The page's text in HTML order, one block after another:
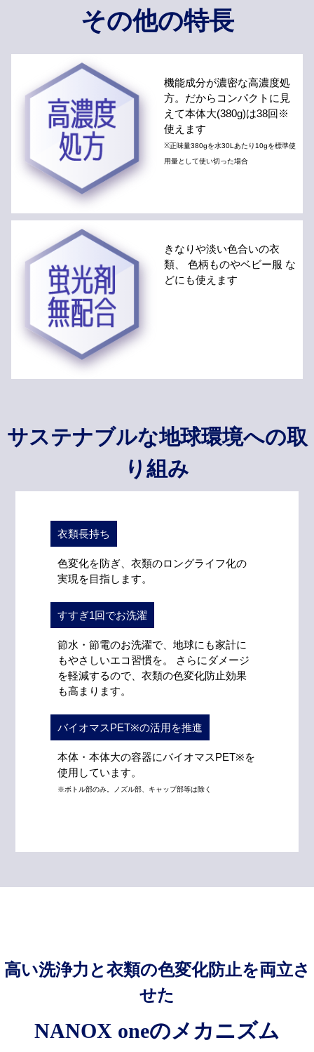
その他の特長
機能成分が濃密な高濃度処
方。だからコンパクトに見
えて本体大(380g)は38回※
使えます
※正味量380gを水30Lあたり10gを標準使
用量として使い切った場合
きなりや淡い色合いの衣
類、 色柄ものやベビー服 な
どにも使えます
サステナブルな地球環境への取
り組み
衣類長持ち
色変化を防ぎ、衣類のロングライフ化の
実現を目指します。
すすぎ1回でお洗濯
節水・節電のお洗濯で、地球にも家計に
もやさしいエコ習慣を。 さらにダメージ
を軽減するので、衣類の色変化防止効果
も高まります。
バイオマスPET※の活用を推進
本体・本体大の容器にバイオマスPET※を
使用しています。
※ボトル部のみ。ノズル部、キャップ部等は除く
高い洗浄力と衣類の色変化防止を両立さ
せた
NANOX oneのメカニズム